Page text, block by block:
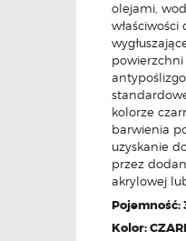
olejami,
właściwości
kolorze
barwienia
uzyskanie
przez
akrylowej
Pojemność:
Kolor: